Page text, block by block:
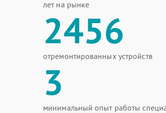
лет на рынке
2456
отремонтированных устройств
3
минимальный опыт работы